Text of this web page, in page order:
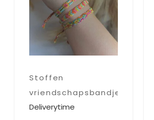
Stoffen
vriendschapsbandje
Capri
Deliverytime